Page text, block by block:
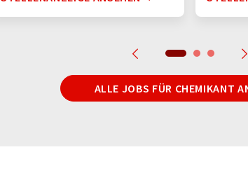
ALLE JOBS FÜR CHEMIKANT